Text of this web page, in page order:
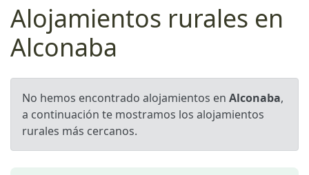
Alojamientos rurales en
Alconaba
No hemos encontrado alojamientos en Alconaba,
a continuación te mostramos los alojamientos
rurales más cercanos.